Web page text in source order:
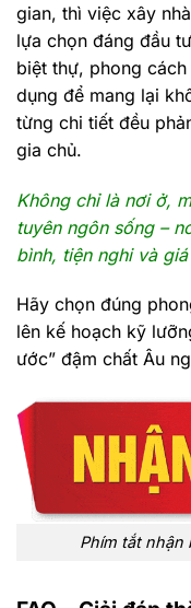
gian, thì việc xây
lựa chọn đáng đầu
biệt thự, phong
dụng để mang lại
từng chi tiết đều
gia chủ.
Không chỉ là nơi ở,
tuyên ngôn sống –
bình, tiện nghi và
Hãy chọn đúng
lên kế hoạch kỹ
ước” đậm chất Âu
Phím tắt nhận